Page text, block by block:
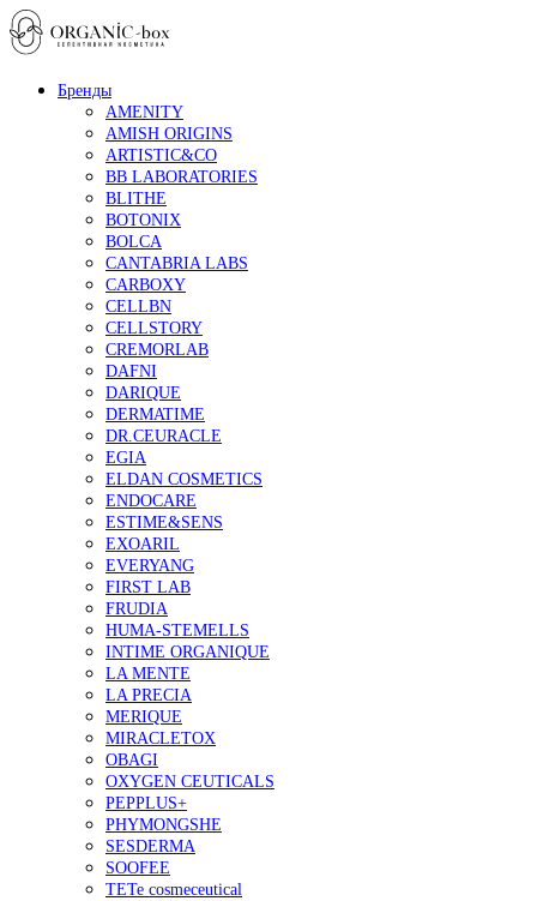
Бренды
AMENITY
AMISH ORIGINS
ARTISTIC&CO
BB LABORATORIES
BLITHE
BOTONIX
BOLCA
CANTABRIA LABS
CARBOXY
CELLBN
CELLSTORY
CREMORLAB
DAFNI
DARIQUE
DERMATIME
DR.CEURACLE
EGIA
ELDAN COSMETICS
ENDOCARE
ESTIME&SENS
EXOARIL
EVERYANG
FIRST LAB
FRUDIA
HUMA-STEMELLS
INTIME ORGANIQUE
LA MENTE
LA PRECIA
MERIQUE
MIRACLETOX
OBAGI
OXYGEN CEUTICALS
PEPPLUS+
PHYMONGSHE
SESDERMA
SOOFEE
TETe cosmeceutical